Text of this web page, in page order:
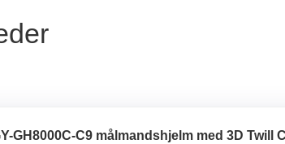
GH8000C-C9 målmandshjelm med 3D Twill